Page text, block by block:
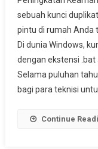
sebuah kunci
pintu di rumah Anda
Di dunia Windows,
dengan ekstensi .bat
Selama puluhan
bagi para teknisi
Continue